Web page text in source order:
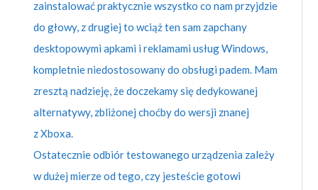
zainstalować praktycznie wszystko co nam przyjdzie
do głowy, z drugiej to wciąż ten sam zapchany
desktopowymi apkami i reklamami usług Windows,
kompletnie niedostosowany do obsługi padem. Mam
zresztą nadzieję, że doczekamy się dedykowanej
alternatywy, zbliżonej choćby do wersji znanej
z Xboxa.
Ostatecznie odbiór testowanego urządzenia zależy
w dużej mierze od tego, czy jesteście gotowi